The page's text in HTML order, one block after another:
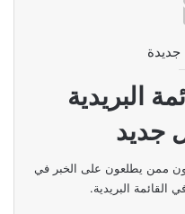
جديدة
البريدية
جديد
ممن يطلعون على الخبر في
القائمة البريدية.